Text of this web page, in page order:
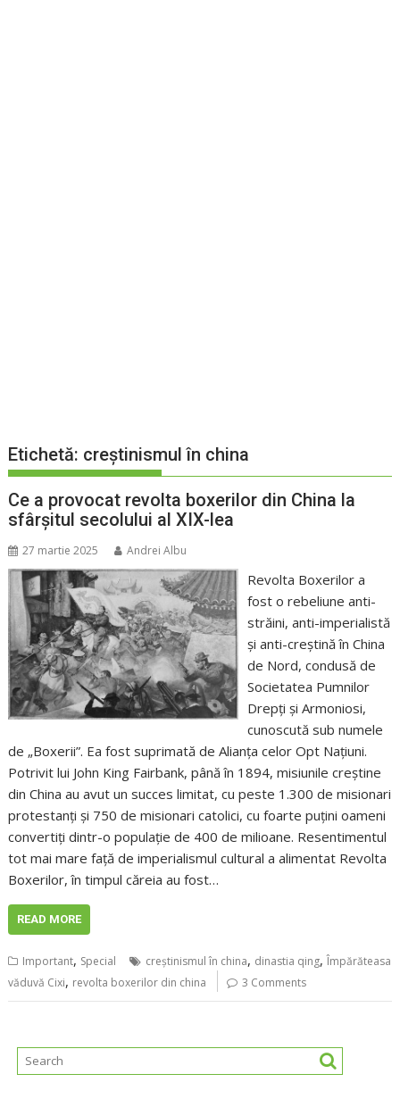
Etichetă: creștinismul în china
Ce a provocat revolta boxerilor din China la
sfârșitul secolului al XIX-lea
27 martie 2025 Andrei Albu
Revolta Boxerilor a
fost o rebeliune anti-
străini, anti-imperialistă
și anti-creștină în China
de Nord, condusă de
Societatea Pumnilor
Drepți și Armoniosi,
cunoscută sub numele
de „Boxerii”. Ea fost suprimată de Alianța celor Opt Națiuni.
Potrivit lui John King Fairbank, până în 1894, misiunile creștine
din China au avut un succes limitat, cu peste 1.300 de misionari
protestanți și 750 de misionari catolici, cu foarte puțini oameni
convertiți dintr-o populație de 400 de milioane. Resentimentul
tot mai mare față de imperialismul cultural a alimentat Revolta
Boxerilor, în timpul căreia au fost…
READ MORE
Important, Special creștinismul în china, dinastia qing,Împărăteasa
văduvă Cixi, revolta boxerilor din china 3 Comments